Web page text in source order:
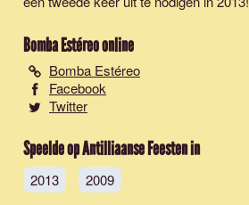
Bomba Estéreoonline
Bomba Estéreo
Facebook
Twitter
Speelde op Antilliaanse Feesten in
2013 2009